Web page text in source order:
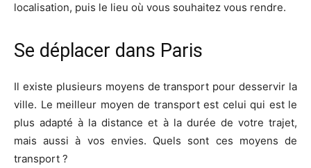
localisation, puis le lieu où vous souhaitez vous rendre.
Se déplacer dans Paris
Il existe plusieurs moyens de transport pour desservir la
ville. Le meilleur moyen de transport est celui qui est le
plus adapté à la distance et à la durée de votre trajet,
mais aussi à vos envies. Quels sont ces moyens de
transport ?